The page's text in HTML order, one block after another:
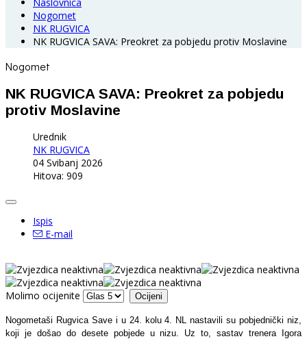
Nogomet
NK RUGVICA
NK RUGVICA SAVA: Preokret za pobjedu protiv Moslavine
Nogomet
NK RUGVICA SAVA: Preokret za pobjedu
protiv Moslavine
Urednik
NK RUGVICA
04 Svibanj 2026
Hitova: 909
Ispis
E-mail
Molimo ocijenite
Nogometaši Rugvica Save i u 24. kolu 4. NL nastavili su pobjednički niz,
koji je došao do desete pobjede u nizu. Uz to, sastav trenera Igora